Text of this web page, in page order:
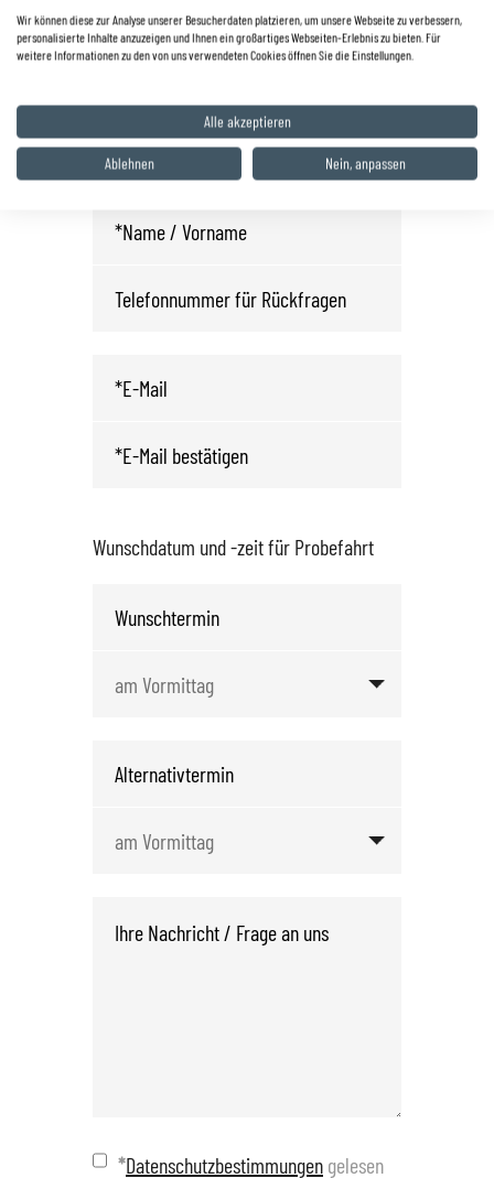
0 68 25 / 22 03
info.wnd@autohaus-zyrull.de
Fahrzeug anfragen oder
Probefahrt vereinbaren
Wunschdatum und -zeit für Probefahrt
*Datenschutzbestimmungen gelesen
Wir können diese zur Analyse unserer Besucherdaten platzieren, um unsere Webseite zu verbessern,
personalisierte Inhalte anzuzeigen und Ihnen ein großartiges Webseiten-Erlebnis zu bieten. Für
weitere Informationen zu den von uns verwendeten Cookies öffnen Sie die Einstellungen.
Alle akzeptieren
Ablehnen Nein, anpassen